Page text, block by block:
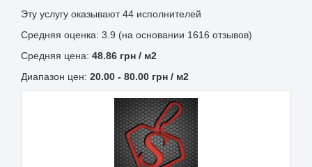
Эту услугу оказывают44 исполнителей
Средняя оценка: 3.9 (на основании 1616 отзывов)
Средняя цена: 48.86 грн / м2
Диапазон цен: 20.00 - 80.00 грн / м2